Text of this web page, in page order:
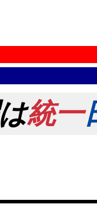
一日